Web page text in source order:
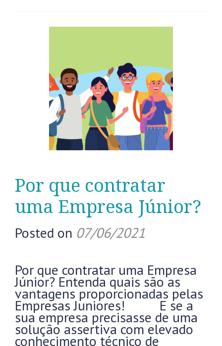
Por que contratar
uma Empresa Júnior?
Posted on 07/06/2021
Por que contratar uma Empresa
Júnior? Entenda quais são as
vantagens proporcionadas pelas
Empresas Juniores! E se a
sua empresa precisasse de uma
solução assertiva com elevado
conhecimento técnico de